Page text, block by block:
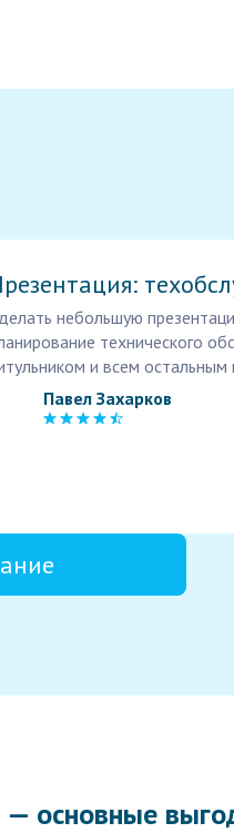
небольшую
технического
и всем остальным
Павел Захарков
— основные